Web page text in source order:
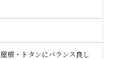
根・トタンにバランス良し